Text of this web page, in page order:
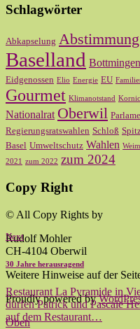
Schlagwörter
Abkapselung Abstimmung
Baselland Bottmingen
Eidgenossen Elio Energie EU
Gourmet Klimanotstand
Nationalrat Oberwil
Regierungsratswahlen Schloß
Basel Umweltschutz Wahlen
2021
zum 2022 zum 2024
Copy Right
© All Copy Rights by
Rudolf Mohler
CH-4104 Oberwil
Weitere Hinweise auf der
Proudly powered by
Oben
Next
30 Jahre herausragend
Restaurant La Pyramide in
dürfen Patrick und Pascale
auf dem Restaurant…